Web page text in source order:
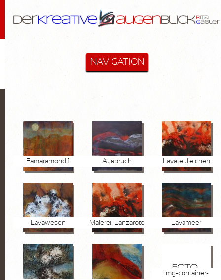
NAVIGATION
Cactus-Objekte
Lanzarote
Diverse
Hommage an Bloßfeldt
Aktzeichnungen
FOTOGRAFIE
Pflanzen
Wasser
Famaramond 1 Ausbruch Lavateufelchen
Lavawesen Malerei: Lanzarote Lavameer
img-container-